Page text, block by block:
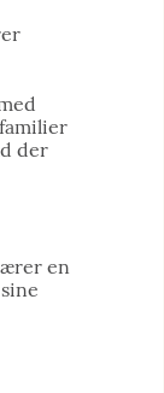
der
en